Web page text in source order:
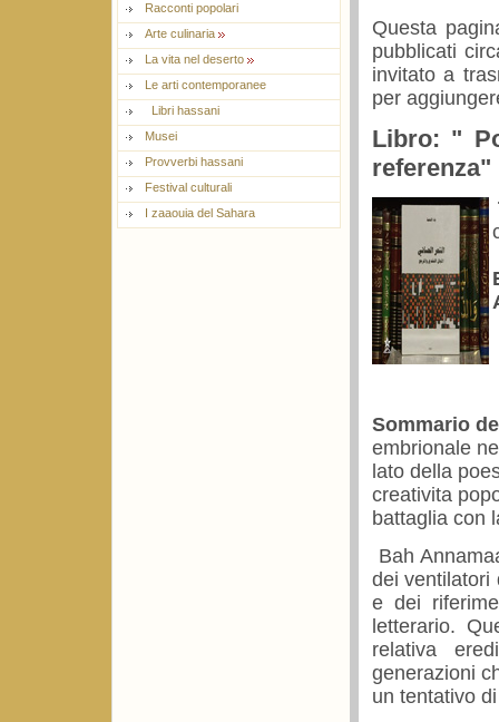
Racconti popolari
Arte culinaria
La vita nel deserto
Le arti contemporanee
Libri hassani
Musei
Provverbi hassani
Festival culturali
I zaaouia del Sahara
Questa
pubblicati
invitato a
per
Libro: "
referenza"
Sommario
embrionale
lato della
creativita
battaglia con
Bah
dei ventilatori
e dei
letterario.
relativa
generazioni
un tentativo